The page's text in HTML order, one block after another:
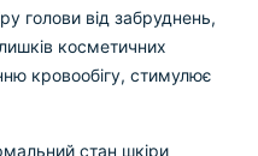
голови від забруднень,
косметичних
кровообігу, стимулює
стан шкіри